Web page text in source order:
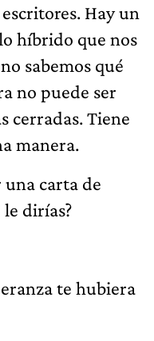
Hay un
híbrido que nos
sabemos qué
no puede ser
cerradas. Tiene
manera.
carta de
dirías?
te hubiera